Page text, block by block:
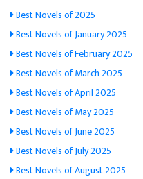
Best Novels of 2025
Best Novels of January 2025
Best Novels of February 2025
Best Novels of March 2025
Best Novels of April 2025
Best Novels of May 2025
Best Novels of June 2025
Best Novels of July 2025
Best Novels of August 2025